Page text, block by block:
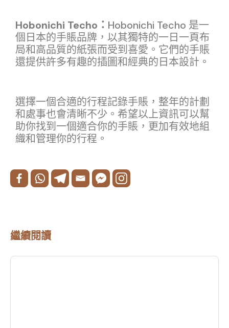
Hobonichi Techo： Hobonichi Techo 是一
個日本的手賬品牌，以其獨特的一日一頁布
局和高品質的紙張而受到喜愛。它們的手賬
還提供許多有趣的插圖和經典的日本設計。
選擇一個合適的行程記錄手賬，整年的計劃
和處事也會清晰不少。希望以上資訊可以幫
助你找到一個適合你的手賬，更加有效地組
織和管理你的行程。
繼續閱讀